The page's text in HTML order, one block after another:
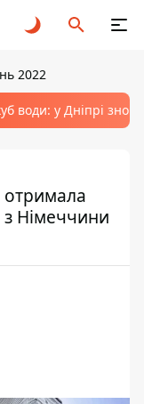
2022
води: у Дніпрі
отримала
з Німеччини